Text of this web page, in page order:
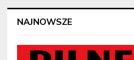
NAJNOWSZE